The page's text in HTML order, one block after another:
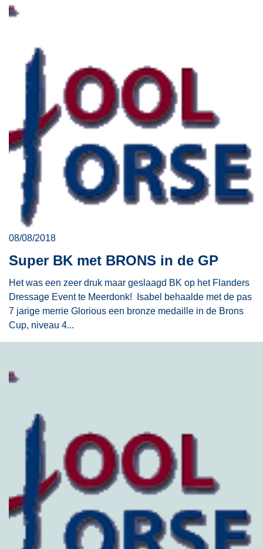
08/08/2018
Super BK met BRONS in de GP
Het was een zeer druk maar geslaagd BK op het Flanders
Dressage Event te Meerdonk! Isabel behaalde met de pas
7 jarige merrie Glorious een bronze medaille in de Brons
Cup, niveau 4...